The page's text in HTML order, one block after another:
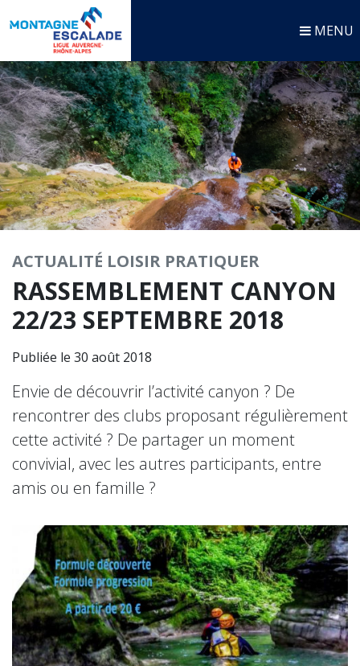
MENU
ACTUALITÉ LOISIR PRATIQUER
RASSEMBLEMENT CANYON
22/23 SEPTEMBRE 2018
Publiée le 30 août 2018
Envie de découvrir l’activité canyon ? De
rencontrer des clubs proposant régulièrement
cette activité ? De partager un moment
convivial, avec les autres participants, entre
amis ou en famille ?